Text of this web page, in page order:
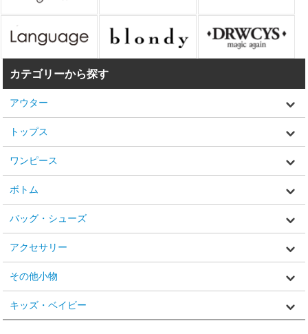
カテゴリーから探す
アウター
トップス
ワンピース
ボトム
バッグ・シューズ
アクセサリー
その他小物
キッズ・ベイビー